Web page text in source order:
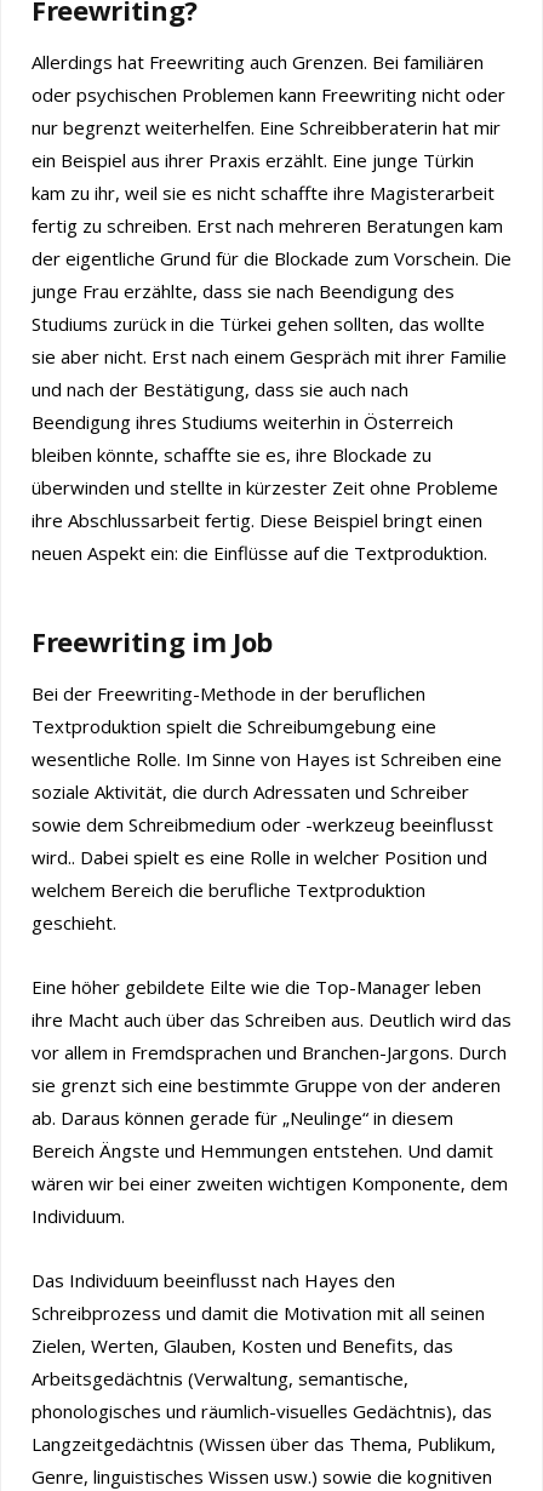
Freewriting?
Allerdings hat Freewriting auch Grenzen. Bei familiären
oder psychischen Problemen kann Freewriting nicht oder
nur begrenzt weiterhelfen. Eine Schreibberaterin hat mir
ein Beispiel aus ihrer Praxis erzählt. Eine junge Türkin
kam zu ihr, weil sie es nicht schaffte ihre Magisterarbeit
fertig zu schreiben. Erst nach mehreren Beratungen kam
der eigentliche Grund für die Blockade zum Vorschein. Die
junge Frau erzählte, dass sie nach Beendigung des
Studiums zurück in die Türkei gehen sollten, das wollte
sie aber nicht. Erst nach einem Gespräch mit ihrer Familie
und nach der Bestätigung, dass sie auch nach
Beendigung ihres Studiums weiterhin in Österreich
bleiben könnte, schaffte sie es, ihre Blockade zu
überwinden und stellte in kürzester Zeit ohne Probleme
ihre Abschlussarbeit fertig. Diese Beispiel bringt einen
neuen Aspekt ein: die Einflüsse auf die Textproduktion.
Freewriting im Job
Bei der Freewriting-Methode in der beruflichen
Textproduktion spielt die Schreibumgebung eine
wesentliche Rolle. Im Sinne von Hayes ist Schreiben eine
soziale Aktivität, die durch Adressaten und Schreiber
sowie dem Schreibmedium oder -werkzeug beeinflusst
wird.. Dabei spielt es eine Rolle in welcher Position und
welchem Bereich die berufliche Textproduktion
geschieht.
Eine höher gebildete Eilte wie die Top-Manager leben
ihre Macht auch über das Schreiben aus. Deutlich wird das
vor allem in Fremdsprachen und Branchen-Jargons. Durch
sie grenzt sich eine bestimmte Gruppe von der anderen
ab. Daraus können gerade für „Neulinge“ in diesem
Bereich Ängste und Hemmungen entstehen. Und damit
wären wir bei einer zweiten wichtigen Komponente, dem
Individuum.
Das Individuum beeinflusst nach Hayes den
Schreibprozess und damit die Motivation mit all seinen
Zielen, Werten, Glauben, Kosten und Benefits, das
Arbeitsgedächtnis (Verwaltung, semantische,
phonologisches und räumlich-visuelles Gedächtnis), das
Langzeitgedächtnis (Wissen über das Thema, Publikum,
Genre, linguistisches Wissen usw.) sowie die kognitiven